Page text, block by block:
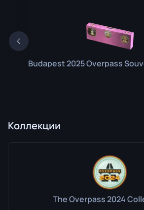
Budapest 2025 Overpass
Коллекции
The Overpass 2024